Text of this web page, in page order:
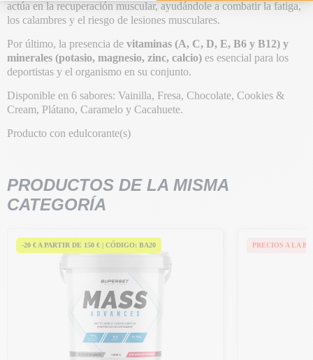
actúa en la recuperación muscular, ayudándole a combatir la fatiga,
los calambres y el riesgo de lesiones musculares.
Por último, la presencia de vitaminas (A, C, D, E, B6 y B12) y
minerales (potasio, magnesio, zinc, calcio) es esencial para los
deportistas y el organismo en su conjunto.
Disponible en 6 sabores: Vainilla, Fresa, Chocolate, Cookies &
Cream, Plátano, Caramelo y Cacahuete.
Producto con edulcorante(s)
PRODUCTOS DE LA MISMA
CATEGORÍA
-20 € A PARTIR DE 150 € | CÓDIGO: BA20 PRECIOS A LA